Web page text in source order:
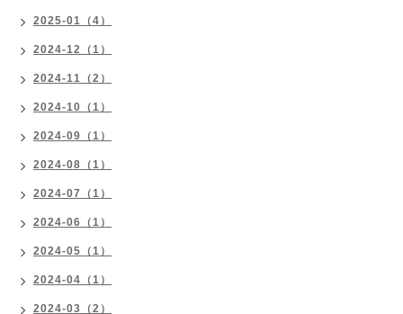
2025-01（4）
2024-12（1）
2024-11（2）
2024-10（1）
2024-09（1）
2024-08（1）
2024-07（1）
2024-06（1）
2024-05（1）
2024-04（1）
2024-03（2）